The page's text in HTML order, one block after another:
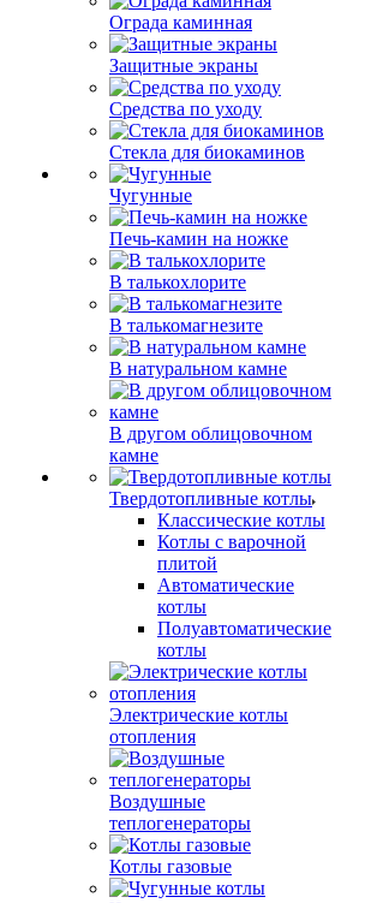
Ограда каминная
Защитные экраны
Средства по уходу
Стекла для биокаминов
Чугунные
Печь-камин на ножке
В талькохлорите
В талькомагнезите
В натуральном камне
В другом облицовочном
камне
Твердотопливные котлы
Классические котлы
Котлы с варочной
плитой
Автоматические
котлы
Полуавтоматические
котлы
Электрические котлы
отопления
Воздушные
теплогенераторы
Котлы газовые